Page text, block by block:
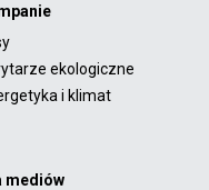
ekologiczne
i klimat
mediów